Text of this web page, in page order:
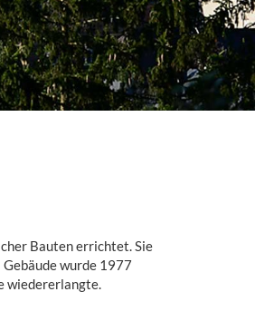
Bauten errichtet. Sie
wurde 1977
wiedererlangte.